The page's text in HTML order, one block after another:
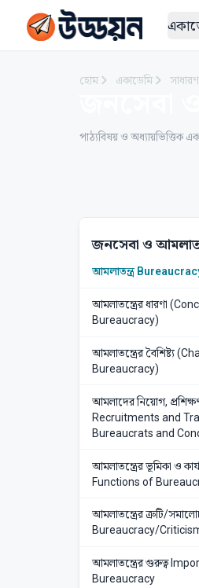
হোম একাডেমি সাধারণ
পাঠ্যবিষয় ও অধ্যায়ভিত্তিক
জনসেবা ও
আমলাতন্ত্র
আমলাতন্ত্রের ধারণা
Bureaucracy)
আমলাতন্ত্রের বৈশিষ্ট্য
Bureaucracy)
আমলাদের নিয়োগ,
Recruitments and
Bureaucrats and
আমলাতন্ত্রের ভূমিকা ও
Functions of
আমলাতন্ত্রের ত্রুটি/
Bureaucracy/
আমলাতন্ত্রের গুরুত্ব
Bureaucracy